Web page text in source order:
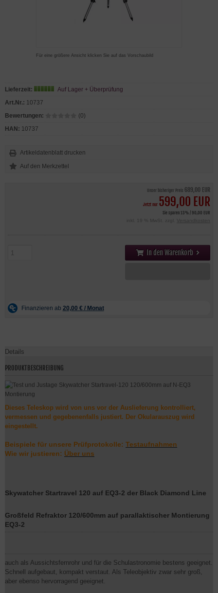
Für eine größere Ansicht klicken Sie auf das Vorschaubild
Unser bisheriger Preis 689,00 EUR
Jetzt nur 599,00 EUR
Sie sparen 13% / 90,00 EUR
inkl. 19 % MwSt. zzgl.
Versandkosten
In den Warenkorb
Lieferzeit:
Auf Lager + Überprüfung
Art.Nr.: 10737
Bewertungen:
(0)
HAN: 10737
Artikeldatenblatt drucken
Details
PRODUKTBESCHREIBUNG
Dieses Teleskop wird von uns vor der Auslieferung kontrolliert,
vermessen und gegebenenfalls justiert. Der Okularauszug wird
eingestellt.
Beispiele für unsere Prüfprotokolle: Testaufnahmen
Wie wir justieren: Über uns
Skywatcher Startravel 120 auf EQ3-2 der Black Diamond Line
Großfeld Refraktor 120/600mm auf parallaktischer Montierung
EQ3-2
auch als Aussichtsfernrohr und für die Schulastronomie bestens geeignet.
Schnell aufgebaut, kompakt verstaut. Als Teleobjektiv zwar sehr groß,
aber ebenso hervorragend geeignet.